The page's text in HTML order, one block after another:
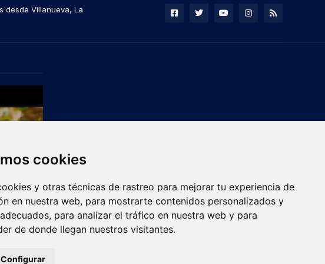
cookies
y otras técnicas de rastreo para mejorar tu experiencia de
en nuestra web, para mostrarte contenidos personalizados y
para analizar el tráfico en nuestra web y para
de donde llegan nuestros visitantes.
Configurar
desde Villanueva, La